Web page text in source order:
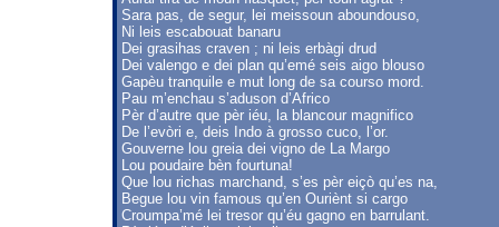
Sara pas, de segur, lei meissoun aboundouso,
Ni leis escabouat banaru
Dei grasihas craven ; ni leis erbàgi drud
Dei valengo e dei plan qu’emé seis aigo blouso
Gapèu tranquile e mut long de sa courso mord.
Pau m’enchau s’aduson d’Africo
Pèr d’autre que pèr iéu, la blancour magnifico
De l’evòri e, deis Indo à grosso cuco, l’or.
Gouverne lou greia dei vigno de La Margo
Lou poudaire bèn fourtuna!
Que lou richas marchand, s’es pèr eiçò qu’es na,
Begue lou vin famous qu’en Ouriènt si cargo
Croumpa’mé lei tresor qu’éu gagno en barrulant.